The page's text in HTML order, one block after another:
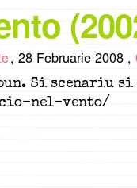
, 28 Februarie 2008 ,
Si scenariu
nel-vento/